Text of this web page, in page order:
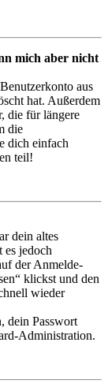
mich aber nicht
aus
hat. Außerdem
die für längere
die
dich einfach
teil!
dein altes
es jedoch
der Anmelde-
klickst und den
wieder
dein Passwort
Administration.